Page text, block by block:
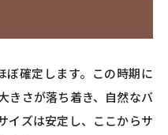
ぼ確定します。この時期に
きさが落ち着き、自然なバ
イズは安定し、ここからサ